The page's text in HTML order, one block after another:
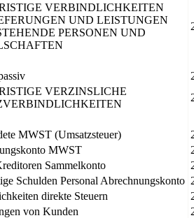
VERBINDLICHKEITEN
UND LEISTUNGEN
PERSONEN UND
VERZINSLICHE
MWST (Umsatzsteuer)
MWST
Sammelkonto
Schulden Personal Abrechnungskonto
direkte Steuern
von Kunden